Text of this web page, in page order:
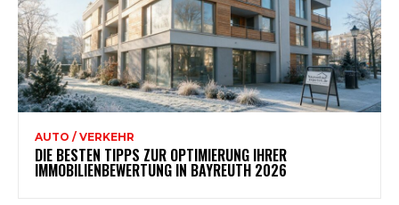
AUTO / VERKEHR
DIE BESTEN TIPPS ZUR OPTIMIERUNG IHRER
IMMOBILIENBEWERTUNG IN BAYREUTH 2026